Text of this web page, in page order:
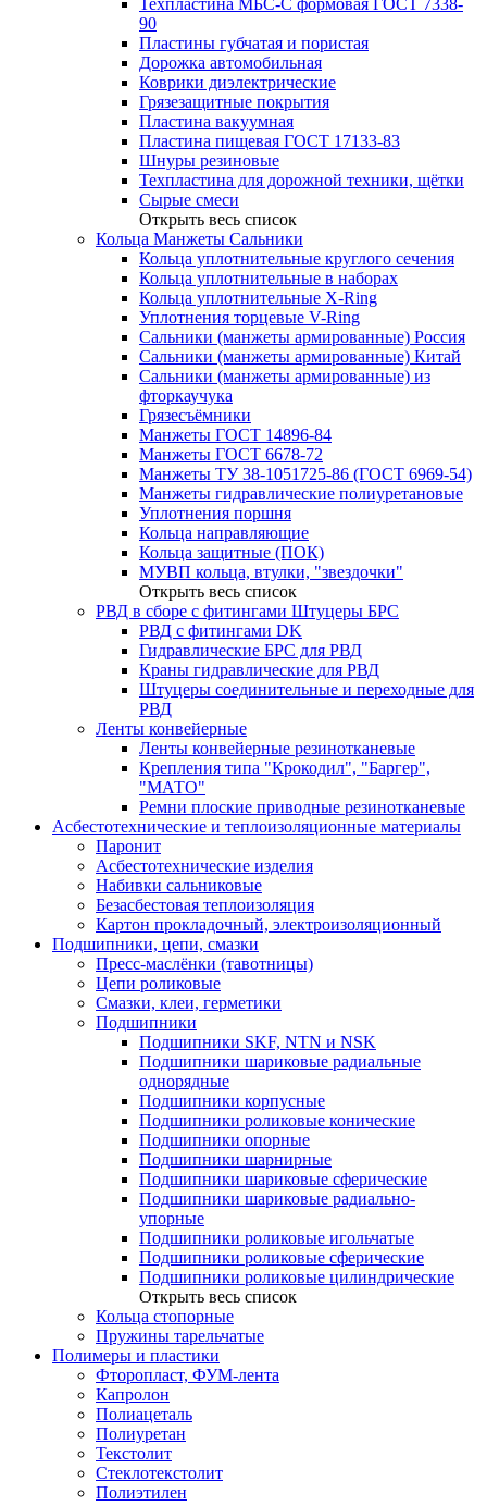
Техпластина МБС-С формовая ГОСТ 7338-
90
Пластины губчатая и пористая
Дорожка автомобильная
Коврики диэлектрические
Грязезащитные покрытия
Пластина вакуумная
Пластина пищевая ГОСТ 17133-83
Шнуры резиновые
Техпластина для дорожной техники, щётки
Сырые смеси
Открыть весь список
Кольца Манжеты Сальники
Кольца уплотнительные круглого сечения
Кольца уплотнительные в наборах
Кольца уплотнительные Х-Ring
Уплотнения торцевые V-Ring
Сальники (манжеты армированные) Россия
Сальники (манжеты армированные) Китай
Сальники (манжеты армированные) из
фторкаучука
Грязесъёмники
Манжеты ГОСТ 14896-84
Манжеты ГОСТ 6678-72
Манжеты ТУ 38-1051725-86 (ГОСТ 6969-54)
Манжеты гидравлические полиуретановые
Уплотнения поршня
Кольца направляющие
Кольца защитные (ПОК)
МУВП кольца, втулки, "звездочки"
Открыть весь список
РВД в сборе с фитингами Штуцеры БРС
РВД с фитингами DK
Гидравлические БРС для РВД
Краны гидравлические для РВД
Штуцеры соединительные и переходные для
РВД
Ленты конвейерные
Ленты конвейерные резинотканевые
Крепления типа "Крокодил", "Баргер",
"МАТО"
Ремни плоские приводные резинотканевые
Асбестотехнические и теплоизоляционные материалы
Паронит
Асбестотехнические изделия
Набивки сальниковые
Безасбестовая теплоизоляция
Картон прокладочный, электроизоляционный
Подшипники, цепи, смазки
Пресс-маслёнки (тавотницы)
Цепи роликовые
Смазки, клеи, герметики
Подшипники
Подшипники SKF, NTN и NSK
Подшипники шариковые радиальные
однорядные
Подшипники корпусные
Подшипники роликовые конические
Подшипники опорные
Подшипники шарнирные
Подшипники шариковые сферические
Подшипники шариковые радиально-
упорные
Подшипники роликовые игольчатые
Подшипники роликовые сферические
Подшипники роликовые цилиндрические
Открыть весь список
Кольца стопорные
Пружины тарельчатые
Полимеры и пластики
Фторопласт, ФУМ-лента
Капролон
Полиацеталь
Полиуретан
Текстолит
Стеклотекстолит
Полиэтилен